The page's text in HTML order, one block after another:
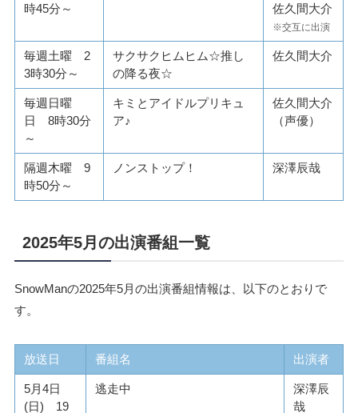
時45分～
佐久間大介
※交互に出演
毎週土曜 2
3時30分～
サクサクヒムヒム☆推し
の降る夜☆
佐久間大介
毎週日曜
日 8時30分
～
キミとアイドルプリキュ
ア♪
佐久間大介
（声優）
隔週木曜 9
時50分～
ノンストップ！ 深澤辰哉
2025年5月の出演番組一覧
SnowManの2025年5月の出演番組情報は、以下のとおりで
す。
放送日 番組名 出演者
5月4日
(日) 19
逃走中
深澤辰
哉